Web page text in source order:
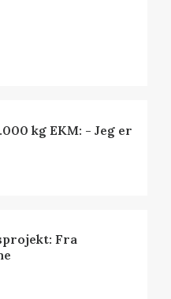
kg EKM: - Jeg er
Fra